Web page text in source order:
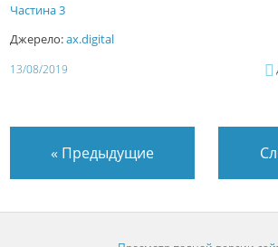
Частина 3
Джерело:ax.digital
13/08/2019
« Предыдущие